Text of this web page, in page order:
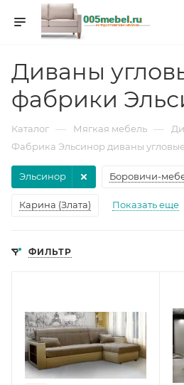
Диваны
фабрики
Каталог — Мягкая мебель —
Фабрика Эльсинор диваны угловые
Боровичи-
Карина (Злата)
Эльсинор
Показать еще
ФИЛЬТР